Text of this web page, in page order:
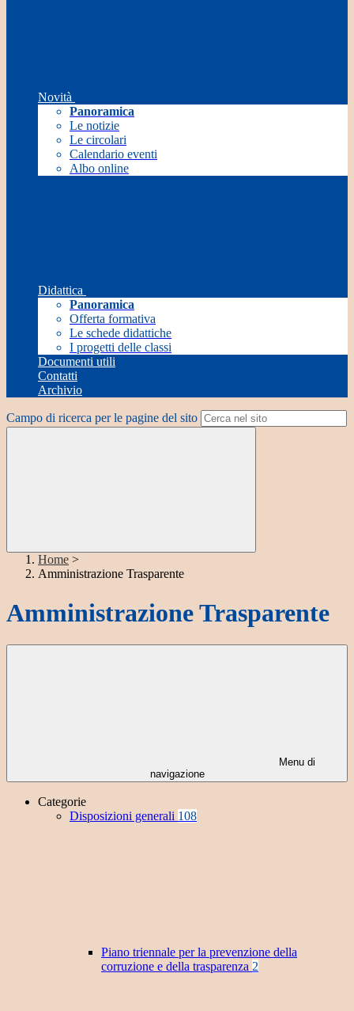
Novità
Panoramica
Le notizie
Le circolari
Calendario eventi
Albo online
Didattica
Panoramica
Offerta formativa
Le schede didattiche
I progetti delle classi
Documenti utili
Contatti
Archivio
Campo di ricerca per le pagine del sito
Home >
Amministrazione Trasparente
Amministrazione Trasparente
Menu di
navigazione
Categorie
Disposizioni generali 108
Piano triennale per la prevenzione della
corruzione e della trasparenza 2